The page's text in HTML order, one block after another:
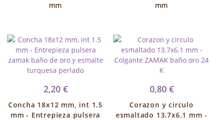
mm
mm
2,20 €
Concha 18x12 mm, int 1.5
mm - Entrepieza pulsera
0,80 €
Corazon y circulo
esmaltado 13.7x6.1 mm -